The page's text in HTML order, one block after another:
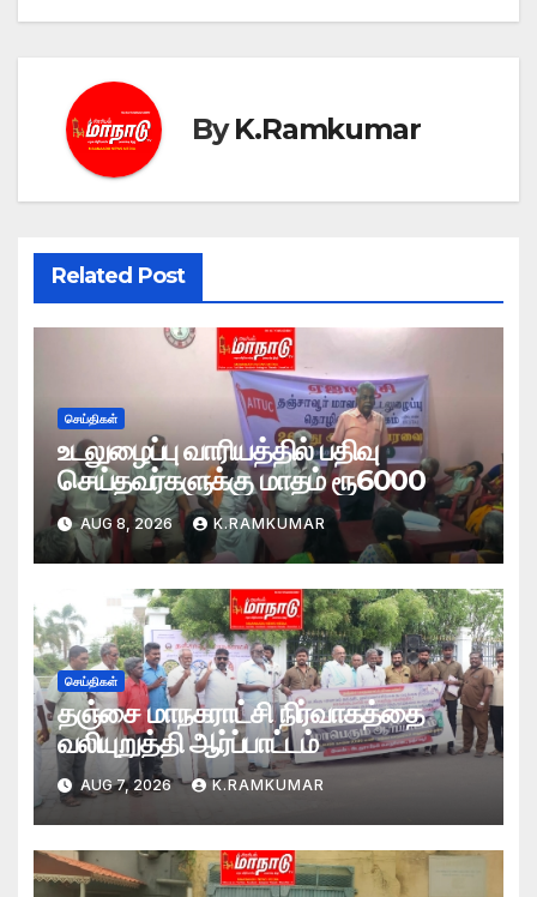
ByK.Ramkumar
Related Post
செய்திகள்
உடலுழைப்பு வாரியத்தில் பதிவு
செய்தவர்களுக்கு மாதம் ரூ6000
AUG 8, 2026 K.RAMKUMAR
செய்திகள்
தஞ்சை மாநகராட்சி நிர்வாகத்தை
வலியுறுத்தி ஆர்ப்பாட்டம்
AUG 7, 2026 K.RAMKUMAR